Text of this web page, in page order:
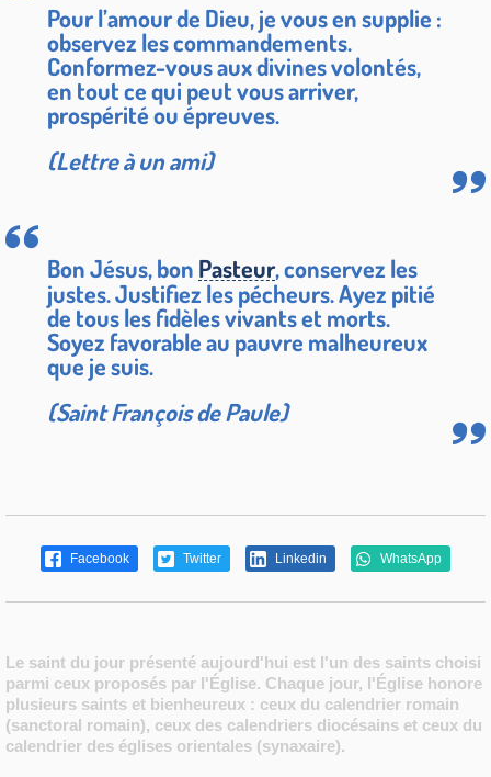
Pour l’amour de Dieu, je vous en supplie :
observez les commandements.
Conformez-vous aux divines volontés,
en tout ce qui peut vous arriver,
prospérité ou épreuves.
(Lettre à un ami)
Bon Jésus, bon Pasteur, conservez les
justes. Justifiez les pécheurs. Ayez pitié
de tous les fidèles vivants et morts.
Soyez favorable au pauvre malheureux
que je suis.
(Saint François de Paule)
Facebook Twitter Linkedin WhatsApp
Le saint du jour présenté aujourd'hui est l'un des saints choisi
parmi ceux proposés par l'Église. Chaque jour, l'Église honore
plusieurs saints et bienheureux : ceux du calendrier romain
(sanctoral romain), ceux des calendriers diocésains et ceux du
calendrier des églises orientales (synaxaire).